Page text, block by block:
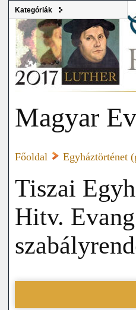
Kategóriák
Magyar
Főoldal Egyháztörténet
Tiszai
Hitv.